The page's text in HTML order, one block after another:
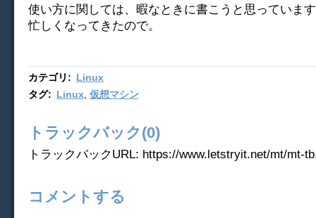
使い方に関しては、暇なときに書こうと思っていま
忙しくなってきたので。
カテゴリ : Linux
タグ: Linux, 仮想マシン
トラックバック(0)
トラックバックURL: https://www.letstryit.net/mt/mt-
コメントする